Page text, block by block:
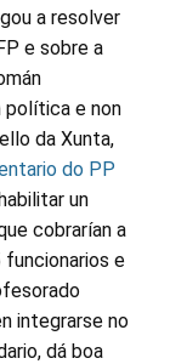
a resolver
e sobre a
política e non
da Xunta,
do PP
un
cobrarían a
e
integrarse no
dá boa